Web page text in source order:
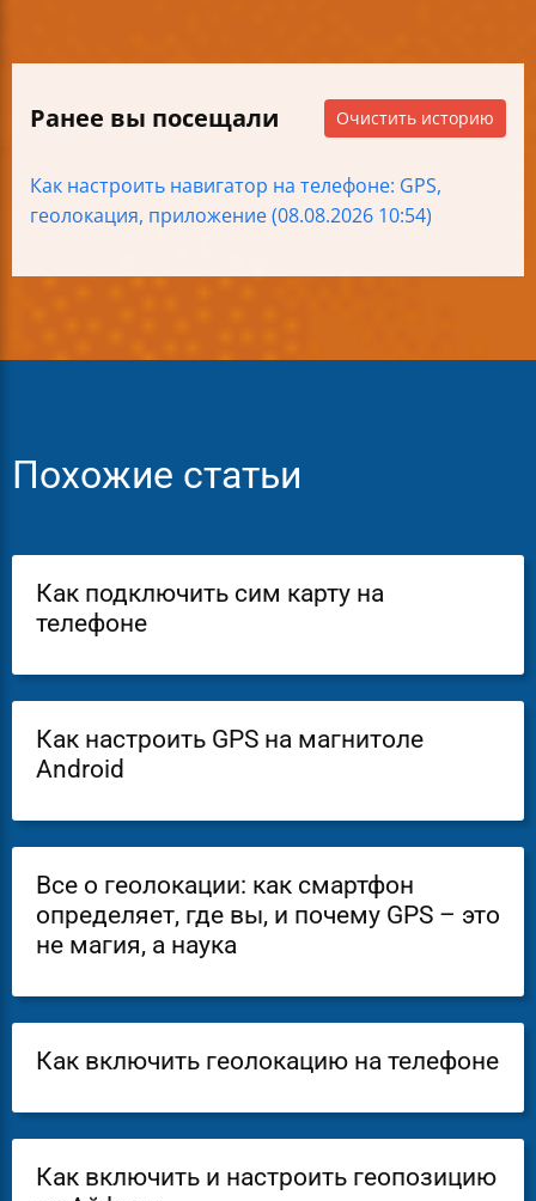
Ранее вы посещали Очистить историю
Как настроить навигатор на телефоне: GPS,
геолокация, приложение (08.08.2026 10:54)
Похожие статьи
Как подключить сим карту на
телефоне
Как настроить GPS на магнитоле
Android
Все о геолокации: как смартфон
определяет, где вы, и почему GPS – это
не магия, а наука
Как включить геолокацию на телефоне
Как включить и настроить геопозицию